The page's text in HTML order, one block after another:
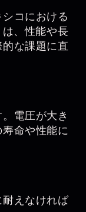
コにおける
、性能や長
な課題に直
電圧が大き
命や性能に
えなければ